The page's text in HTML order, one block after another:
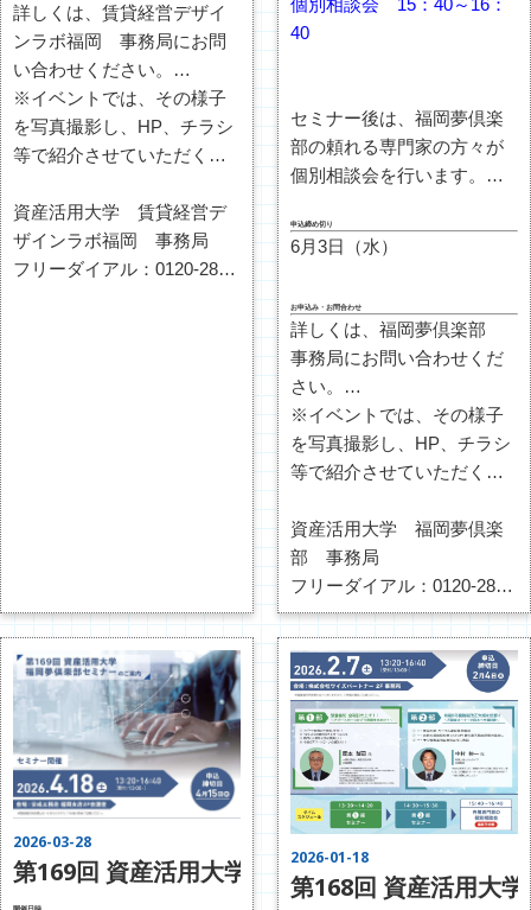
下記のいずれかの方法でお
申込みをお願い致します。
詳しくは、賃貸経営デザイ
ンラボ福岡 事務局にお問
い合わせください。
尚、参加の場合は下記のい
ずれかの方法でお申し込み
下さい。
す。
※イベントでは、その様子
を写真撮影し、HP、チラシ
等で紹介させていただく場
不都合のある場合は、スタ
ッフまでその旨お伝えくだ
さい。
資産活用大学 賃貸経営デ
ザインラボ福岡 事務局
フリーダイアル：0120-287-
40
セミナー後は、福岡夢倶楽
部の頼れる専門家の方々が
個別相談会を行います。
ます。】
個別相談を御希望の場合
先生】と【相談内容】を、
下記のいずれかの方法でお
申込みをお願い致します。
申込締め切り
6月3日（水）
お申込み・お問合わせ
詳しくは、福岡夢倶楽部
事務局にお問い合わせくだ
さい。
尚、参加の場合は下記のい
ずれかの方法でお申し込み
下さい。
す。
※イベントでは、その様子
を写真撮影し、HP、チラシ
等で紹介させていただく場
不都合のある場合は、スタ
ッフまでその旨お伝えくだ
さい。
資産活用大学 福岡夢倶楽
部 事務局
フリーダイアル：0120-287-
430
ＦＡＸ：092-433-1178
インターネット：
http://fukuoka-
shisankatsuyou.com/contact/
2026-03-28
第169回 資産活用大学 福岡夢倶楽部 開催のお
開催日時
2026-01-18
第168回 資産活用大